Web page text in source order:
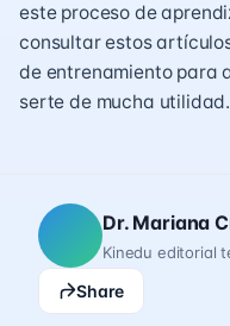
este proceso de
consultar estos
de entrenamiento para
serte de mucha utilidad.
Dr. Mariana
Kinedu editorial
Share